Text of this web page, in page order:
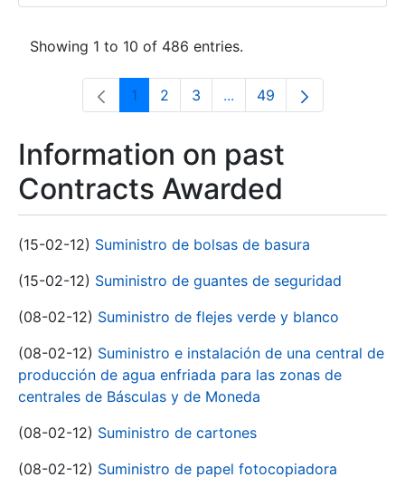
Showing 1 to 10 of 486 entries.
Page
1 Page
2 Page
3 ...Intermediate Pages Use
Page
49
Information on past
Contracts Awarded
(15-02-12) Suministro de bolsas de basura
(15-02-12) Suministro de guantes de seguridad
(08-02-12) Suministro de flejes verde y blanco
(08-02-12) Suministro e instalación de una central de
producción de agua enfriada para las zonas de
centrales de Básculas y de Moneda
(08-02-12) Suministro de cartones
(08-02-12) Suministro de papel fotocopiadora